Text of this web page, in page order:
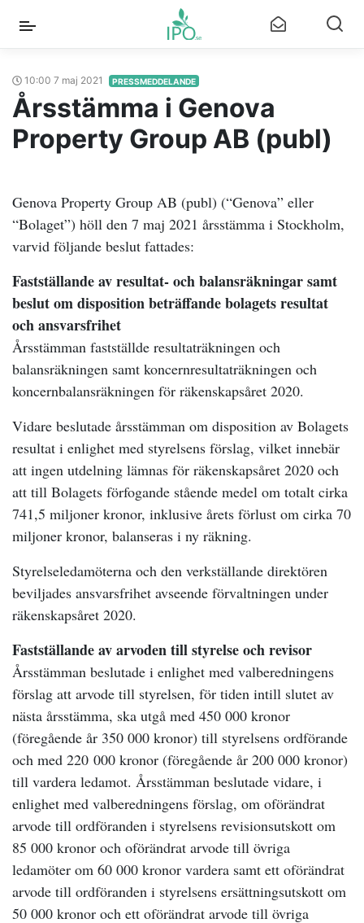
10:00 7 maj 2021 PRESSMEDDELANDE
Årsstämma i Genova
Property Group AB (publ)
Genova Property Group AB (publ) (“Genova” eller
“Bolaget”) höll den 7 maj 2021 årsstämma i Stockholm,
varvid följande beslut fattades:
Fastställande av resultat- och balansräkningar samt
beslut om disposition beträffande bolagets resultat
och ansvarsfrihet
Årsstämman fastställde resultaträkningen och
balansräkningen samt koncernresultaträkningen och
koncernbalansräkningen för räkenskapsåret 2020.
Vidare beslutade årsstämman om disposition av Bolagets
resultat i enlighet med styrelsens förslag, vilket innebär
att ingen utdelning lämnas för räkenskapsåret 2020 och
att till Bolagets förfogande stående medel om totalt cirka
741,5 miljoner kronor, inklusive årets förlust om cirka 70
miljoner kronor, balanseras i ny räkning.
Styrelseledamöterna och den verkställande direktören
beviljades ansvarsfrihet avseende förvaltningen under
räkenskapsåret 2020.
Fastställande av arvoden till styrelse och revisor
Årsstämman beslutade i enlighet med valberedningens
förslag att arvode till styrelsen, för tiden intill slutet av
nästa årsstämma, ska utgå med 450 000 kronor
(föregående år 350 000 kronor) till styrelsens ordförande
och med 220 000 kronor (föregående år 200 000 kronor)
till vardera ledamot. Årsstämman beslutade vidare, i
enlighet med valberedningens förslag, om oförändrat
arvode till ordföranden i styrelsens revisionsutskott om
85 000 kronor och oförändrat arvode till övriga
ledamöter om 60 000 kronor vardera samt ett oförändrat
arvode till ordföranden i styrelsens ersättningsutskott om
50 000 kronor och ett oförändrat arvode till övriga